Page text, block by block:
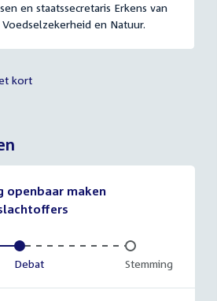
en staatssecretaris Erkens van
en Natuur.
kort
openbaar maken
Voltooid:
Debat Onvoltooid:
Stemming